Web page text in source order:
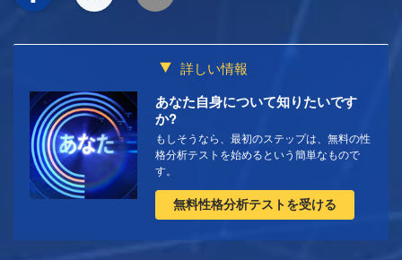
詳しい情報
あなた自身について知りたいです
か?
もしそうなら、最初のステップは、無料の性
格分析テストを始めるという簡単なもので
す。
無料性格分析テストを受ける